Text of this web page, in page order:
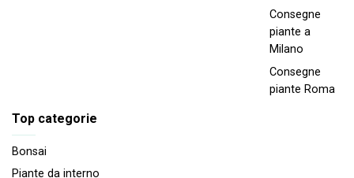
Consegne
piante a
Milano
Consegne
piante Roma
Top categorie
Bonsai
Piante da interno